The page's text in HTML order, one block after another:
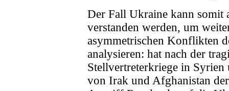
Der Fall Ukraine kann somit
verstanden werden, um
asymmetrischen Konflikten
analysieren: hat nach der
Stellvertreterkriege in Syrien
von Irak und Afghanistan